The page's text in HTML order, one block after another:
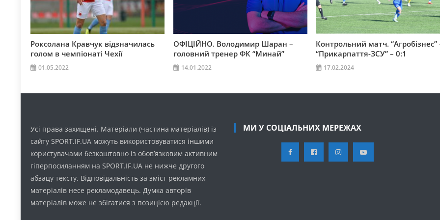
Роксолана Кравчук відзначилась
голом в чемпіонаті Чехії
01.05.2022
ОФІЦІЙНО. Володимир Шаран –
головний тренер ФК “Минай”
14.01.2022
Контрольний матч. “Агробізнес”
“Прикарпаття-ЗСУ” – 0:1
17.02.2024
Усі права захищені. Матеріали (частина матеріалів) із
сайту SPORT.IF.UA можуть використовуватися іншими
користувачами безкоштовно із обов’язковим активним
гіперпосиланням на SPORT.IF.UA не нижче другого
абзацу тексту. Відповідальність за зміст рекламних
матеріалів несе рекламодавець. Думка авторів
матеріалів може не збігатися з позицією редакції.
МИ У СОЦІАЛЬНИХ МЕРЕЖАХ